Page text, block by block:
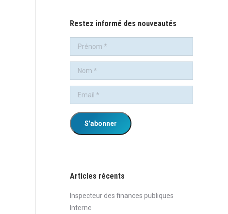
Restez informé des nouveautés
Articles récents
Inspecteur des finances publiques
Interne